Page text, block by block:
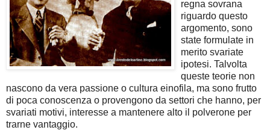
regna sovrana
riguardo questo
argomento, sono
state formulate in
merito svariate
ipotesi. Talvolta
queste teorie non
nascono da vera passione o cultura einofila, ma sono frutto
di poca conoscenza o provengono da settori che hanno, per
svariati motivi, interesse a mantenere alto il polverone per
trarne vantaggio.